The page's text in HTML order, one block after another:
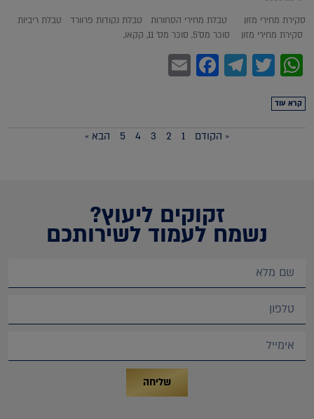
סקירת מחירי מזון טבלת מחירי הסחורות טבלת נקודות פרוורד טבלת ריביות
סקירת מחירי מזון סוכר מס'5, סוכר מס' 11, קקאו,
WhatsApp
Twitter
Telegram
Facebook
קרא עוד
« הקודם 1
2
3
4
5 הבא »
זקוקים ליעוץ?
נשמח לעמוד לשירותכם
שליחה